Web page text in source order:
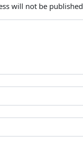
will not be published